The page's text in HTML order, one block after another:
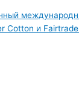
Cotton и Fairtrade